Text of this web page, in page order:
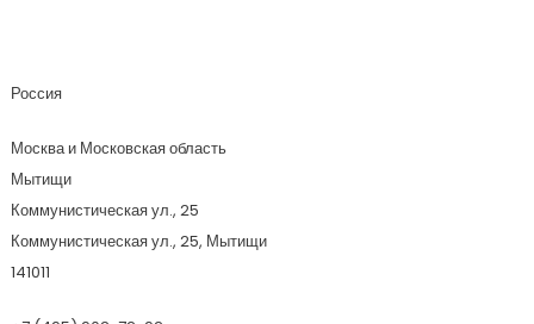
Россия
Москва и Московская область
Мытищи
Коммунистическая ул., 25
Коммунистическая ул., 25, Мытищи
141011